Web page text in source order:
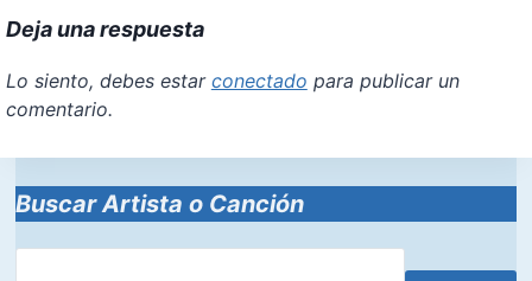
Deja una respuesta
Lo siento, debes estar conectado para publicar un
comentario.
Buscar Artista o Canción